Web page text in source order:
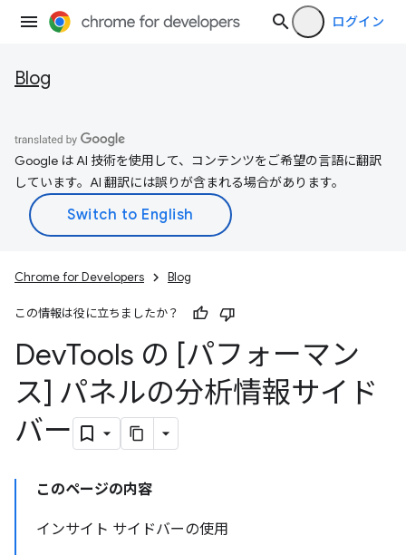
ログイン
Blog
Google は AI 技術を使用して、コンテンツをご希望の言語に翻訳
しています。AI 翻訳には誤りが含まれる場合があります。
Chrome for Developers Blog
この情報は役に立ちましたか？
DevTools の [パフォーマン
ス] パネルの分析情報サイド
バー
このページの内容
インサイト サイドバーの使用